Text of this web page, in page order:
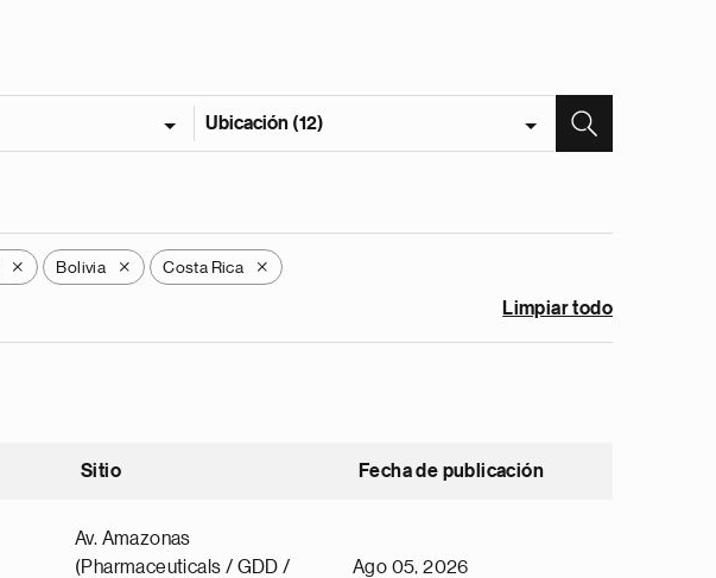
Ubicación (12)
X Bolivia X Costa Rica X
Limpiar todo
Sitio Fecha de publicación
Av. Amazonas
(Pharmaceuticals / GDD /
Ago 05, 2026